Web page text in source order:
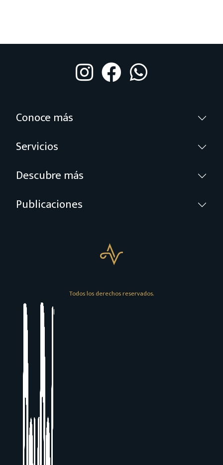
Conoce más
Servicios
Descubre más
Publicaciones
Todos los derechos reservados.